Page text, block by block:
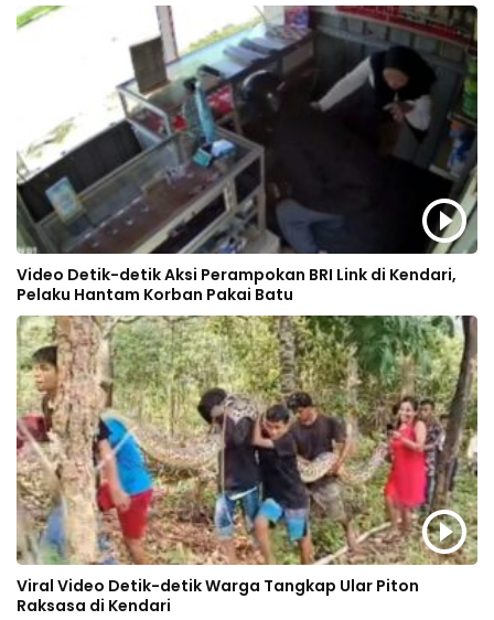
Video Detik-detik Aksi Perampokan BRI Link di Kendari,
Pelaku Hantam Korban Pakai Batu
Viral Video Detik-detik Warga Tangkap Ular Piton
Raksasa di Kendari